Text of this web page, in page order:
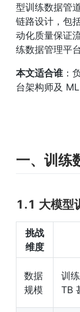
型训练数据管
链路设计，包
动化质量保证
练数据管理平台
本文适合谁 ：
台架构师及 ML
一、训练
1.1 大模型
挑战
维度
数据
规模
训
TB